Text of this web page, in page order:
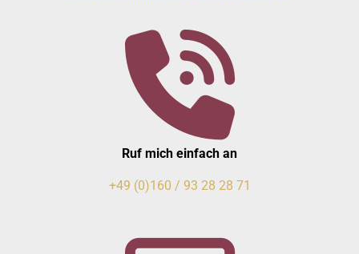
Ruf mich einfach an
+49 (0)160 / 93 28 28 71